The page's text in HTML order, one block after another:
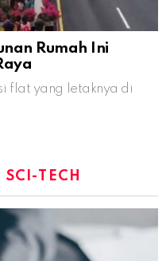
Rumah Ini
flat yang letaknya di
SCI-TECH